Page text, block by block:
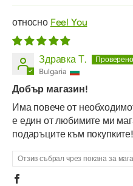
Feel You
Здравка Т.
Bulgaria
Добър магазин!
Има повече от
е един от любимите ми
подаръците към
Отзив събрал чрез покана за